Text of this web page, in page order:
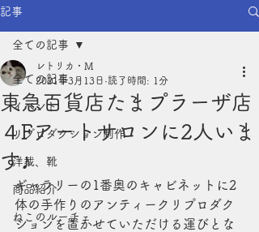
記事
全ての記事
イベント
リプロダクション制作
洋裁、靴
商品紹介
ねこのルーチェ
全ての記事
東急百貨店たまプラーザ店
４Fアートサロンに2人いま
す♪
レトリカ・M
2021年3月13日 読了時間: 1分
ギャラリーの1番奥のキャビネットに2
体の手作りのアンティークリプロダク
ションを置かせていただける運びとな